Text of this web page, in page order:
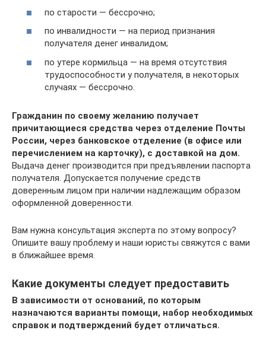
по старости — бессрочно;
по инвалидности — на период признания
получателя денег инвалидом;
по утере кормильца — на время отсутствия
трудоспособности у получателя, в некоторых
случаях — бессрочно.
Гражданин по своему желанию получает
причитающиеся средства через отделение Почты
России, через банковское отделение (в офисе или
перечислением на карточку), с доставкой на дом.
Выдача денег производится при предъявлении паспорта
получателя. Допускается получение средств
доверенным лицом при наличии надлежащим образом
оформленной доверенности.
Вам нужна консультация эксперта по этому вопросу?
Опишите вашу проблему и наши юристы свяжутся с вами
в ближайшее время.
Какие документы следует предоставить
В зависимости от оснований, по которым
назначаются варианты помощи, набор необходимых
справок и подтверждений будет отличаться.